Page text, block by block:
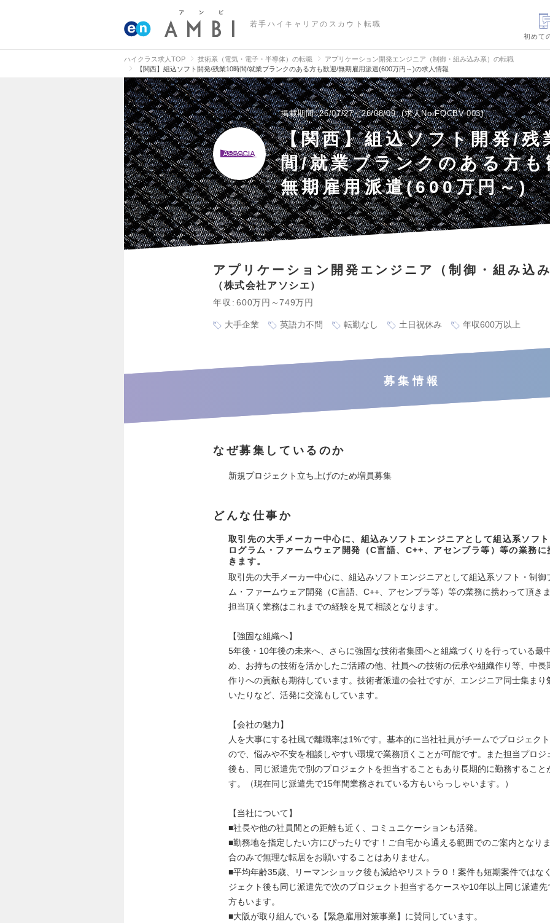
若手ハイキャリアのスカウト転職
初めて
ハイクラス求人TOP 技術系（電気・電子・半導体）の転職
アプリケーション開発エンジニア（制御・組み込み系）の転職
【関西】組込ソフト開発/残業10時間/就業ブランクのある方も歓迎/無期雇用派遣(600万円～)の求人情報
掲載期間 26/07/27～26/08/09 求人No.FQCBV-003
【関西】組込ソフト開発/残
間/就業ブランクのある方
無期雇用派遣(600万円～)
アプリケーション開発エンジニア（制御・組み込み
株式会社アソシエ
年収 600万円～749万円
大手企業 英語力不問 転勤なし 土日祝休み 年収600万以上
募集情報
なぜ募集しているのか
新規プロジェクト立ち上げのため増員募集
どんな仕事か
取引先の大手メーカー中心に、組込みソフトエンジニアとして組込系ソフ
ログラム・ファームウェア開発（C言語、C++、アセンブラ等）等の業務に
きます。
取引先の大手メーカー中心に、組込みソフトエンジニアとして組込系ソフト・制御
ム・ファームウェア開発（C言語、C++、アセンブラ等）等の業務に携わって頂きま
担当頂く業務はこれまでの経験を見て相談となります。
【強固な組織へ】
5年後・10年後の未来へ、さらに強固な技術者集団へと組織づくりを行っている最
め、お持ちの技術を活かしたご活躍の他、社員への技術の伝承や組織作り等、中長
作りへの貢献も期待しています。技術者派遣の会社ですが、エンジニア同士集まり
いたりなど、活発に交流もしています。
【会社の魅力】
人を大事にする社風で離職率は1%です。基本的に当社社員がチームでプロジェク
ので、悩みや不安を相談しやすい環境で業務頂くことが可能です。また担当プロジ
後も、同じ派遣先で別のプロジェクトを担当することもあり長期的に勤務すること
す。（現在同じ派遣先で15年間業務されている方もいらっしゃいます。）
【当社について】
■社長や他の社員間との距離も近く、コミュニケーションも活発。
■勤務地を指定したい方にぴったりです！ご自宅から通える範囲でのご案内となり
合のみで無理な転居をお願いすることはありません。
■平均年齢35歳、リーマンショック後も減給やリストラ０！案件も短期案件ではな
ジェクト後も同じ派遣先で次のプロジェクト担当するケースや10年以上同じ派遣先
方もいます。
■大阪が取り組んでいる【緊急雇用対策事業】に賛同しています。